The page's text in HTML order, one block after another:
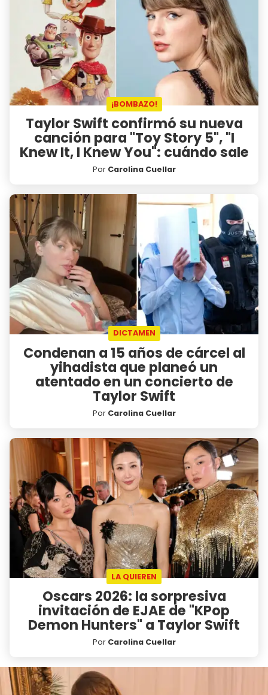
¡BOMBAZO!
Taylor Swift confirmó su nueva
canción para "Toy Story 5", "I
Knew It, I Knew You": cuándo sale
Por Carolina Cuellar
DICTAMEN
Condenan a 15 años de cárcel al
yihadista que planeó un
atentado en un concierto de
Taylor Swift
Por Carolina Cuellar
LA QUIEREN
Oscars 2026: la sorpresiva
invitación de EJAE de "KPop
Demon Hunters" a Taylor Swift
Por Carolina Cuellar